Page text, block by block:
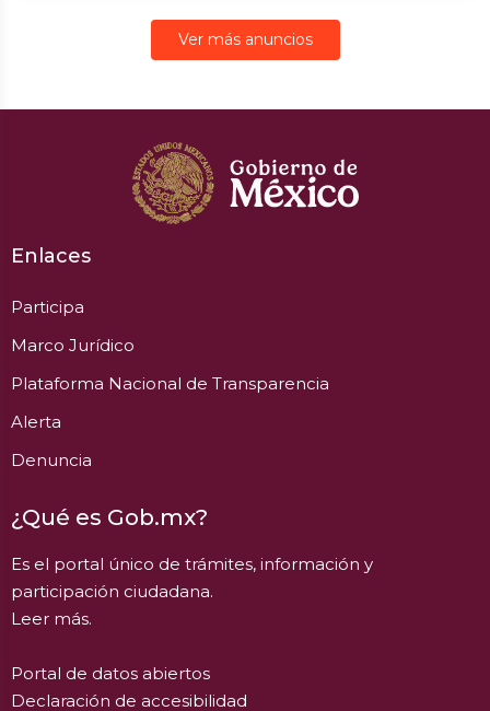
Ver más anuncios
Enlaces
Participa
Marco Jurídico
Plataforma Nacional de Transparencia
Alerta
Denuncia
¿Qué es Gob.mx?
Es el portal único de trámites, información y
participación ciudadana.
Leer más.
Portal de datos abiertos
Declaración de accesibilidad